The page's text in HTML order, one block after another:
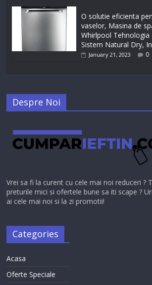
O solutie eficienta
vaselor, Masina de
Whirlpool Tehnologia
Sistem Natural Dry,
January 21, 2023 0
Despre Noi
Vrei sa fi la curent cu cele mai noi reduceri ?
preturile mici si ofertele bune sa iti scape ?
ai cele mai noi si la zi promotii!
Categories
Acasa
Oferte Speciale